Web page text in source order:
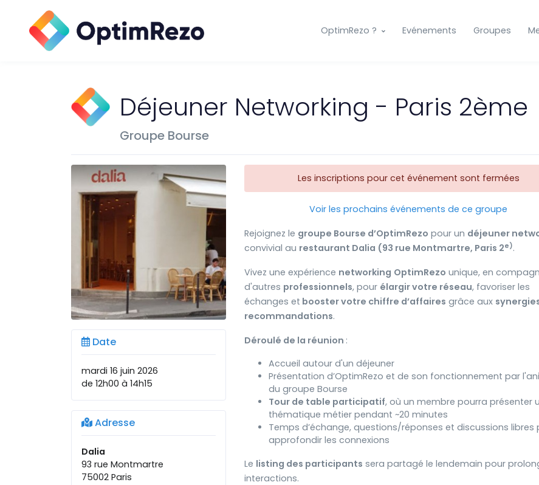
OptimRezo ? Evénements Groupes
Déjeuner Networking - Paris 2ème
Groupe Bourse
Date
mardi 16 juin 2026
de 12h00 à 14h15
Adresse
Dalia
93 rue Montmartre
75002 Paris
Les inscriptions pour cet événement sont fermées
Voir les prochains événements de ce groupe
Rejoignez le groupe Bourse d’OptimRezo pour un déjeuner
convivial au restaurant Dalia (93 rue Montmartre, Paris 2e).
Vivez une expérience networking OptimRezo unique, en
d'autres professionnels, pour élargir votre réseau, favoriser les
échanges et booster votre chiffre d’affaires grâce aux
recommandations.
Déroulé de la réunion :
Accueil autour d'un déjeuner
Présentation d’OptimRezo et de son fonctionnement par
du groupe Bourse
Tour de table participatif, où un membre pourra présenter
thématique métier pendant ~20 minutes
Temps d’échange, questions/réponses et discussions libres
approfondir les connexions
Le listing des participants sera partagé le lendemain pour
interactions.